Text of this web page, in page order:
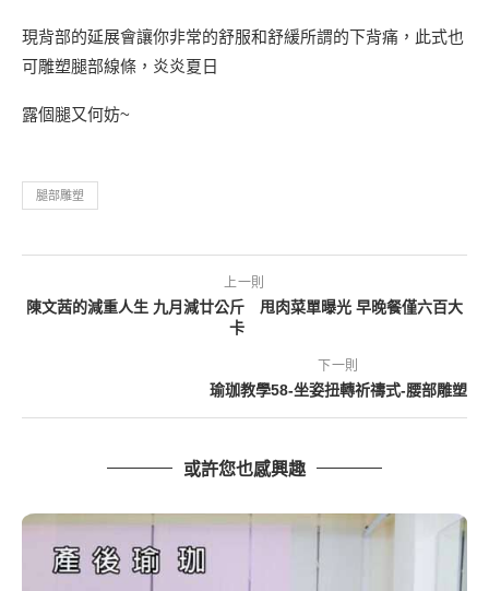
現背部的延展會讓你非常的舒服和舒緩所謂的下背痛，此式也
可雕塑腿部線條，炎炎夏日
露個腿又何妨~
腿部雕塑
上一則
陳文茜的減重人生 九月減廿公斤 甩肉菜單曝光 早晚餐僅六百大
卡
下一則
瑜珈教學58-坐姿扭轉祈禱式-腰部雕塑
或許您也感興趣